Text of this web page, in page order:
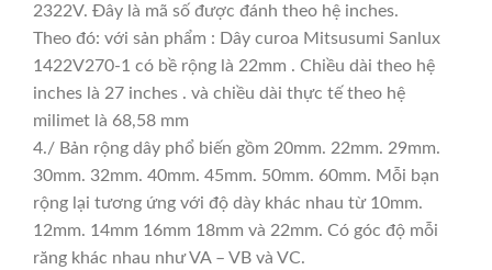
2322V. Đây là mã số được đánh theo hệ inches.
Theo đó: với sản phẩm : Dây curoa Mitsusumi Sanlux
1422V270-1 có bề rộng là 22mm . Chiều dài theo hệ
inches là 27 inches . và chiều dài thực tế theo hệ
milimet là 68,58 mm
4./ Bản rộng dây phổ biến gồm 20mm. 22mm. 29mm.
30mm. 32mm. 40mm. 45mm. 50mm. 60mm. Mỗi bạn
rộng lại tương ứng với độ dày khác nhau từ 10mm.
12mm. 14mm 16mm 18mm và 22mm. Có góc độ mỗi
răng khác nhau như VA – VB và VC.